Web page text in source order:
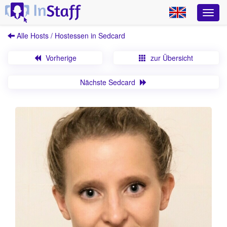
Alle Hosts / Hostessen in Sedcard
Vorherige zur Übersicht
Nächste Sedcard